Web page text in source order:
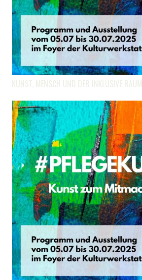
KUNST, MENSCH UND DER INKLUSIVE RAUM